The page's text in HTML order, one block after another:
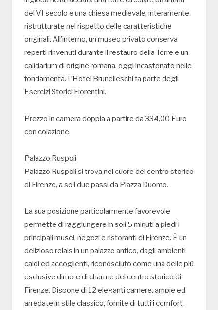
del VI secolo e una chiesa medievale, interamente
ristrutturate nel rispetto delle caratteristiche
originali. All’interno, un museo privato conserva
reperti rinvenuti durante il restauro della Torre e un
calidarium di origine romana, oggi incastonato nelle
fondamenta. L’Hotel Brunelleschi fa parte degli
Esercizi Storici Fiorentini.
Prezzo in camera doppia a partire da 334,00 Euro
con colazione.
Palazzo Ruspoli
Palazzo Ruspoli si trova nel cuore del centro storico
di Firenze, a soli due passi da Piazza Duomo.
La sua posizione particolarmente favorevole
permette di raggiungere in soli 5 minuti a piedi i
principali musei, negozi e ristoranti di Firenze. È un
delizioso relais in un palazzo antico, dagli ambienti
caldi ed accoglienti, riconosciuto come una delle più
esclusive dimore di charme del centro storico di
Firenze. Dispone di 12 eleganti camere, ampie ed
arredate in stile classico, fornite di tutti i comfort,